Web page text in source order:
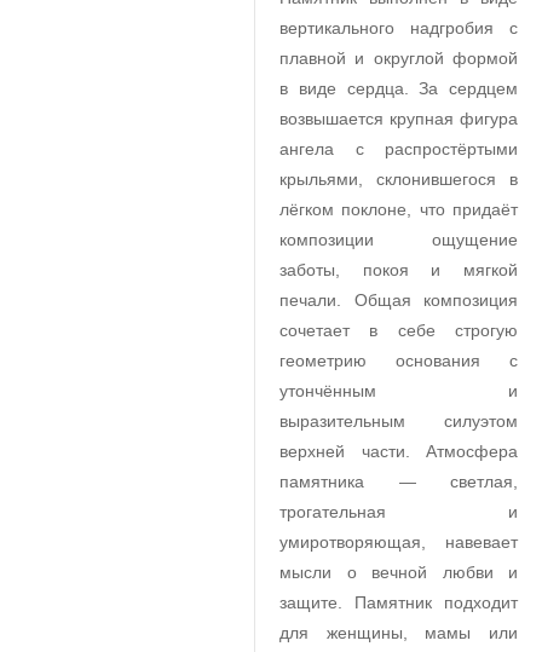
вертикального надгробия с
плавной и округлой формой
в виде сердца. За сердцем
возвышается крупная фигура
ангела с распростёртыми
крыльями, склонившегося в
лёгком поклоне, что придаёт
композиции ощущение
заботы, покоя и мягкой
печали. Общая композиция
сочетает в себе строгую
геометрию основания с
утончённым и
выразительным силуэтом
верхней части. Атмосфера
памятника — светлая,
трогательная и
умиротворяющая, навевает
мысли о вечной любви и
защите. Памятник подходит
для женщины, мамы или